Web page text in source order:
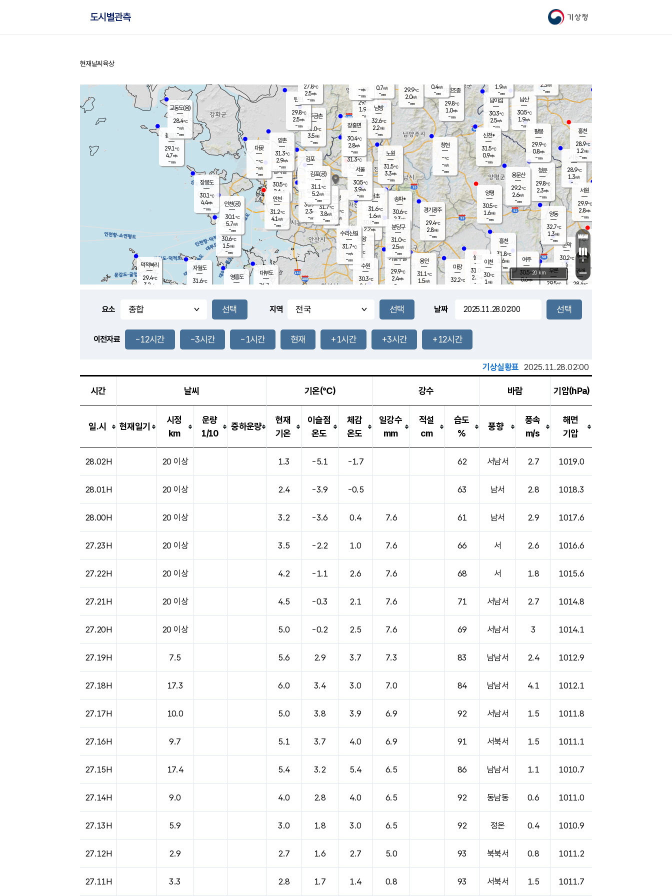
기상청
도시별관측
홈
현재날씨 육상
풍도
2.2m/s
문막
30.2℃
3.4m/s
mm
남이섬
30.3℃
2.5m/s
-mm
무의도
30.6℃
1.5m/s
-mm
영흥도
볼음도
29.1℃
4.7m/s
-mm
자월도
31.6℃
양주
29.9℃
1.9
-mm
부론
29.5℃
과천
30.8℃
2.2m/s
- mm
남산
30.5℃
1.9m/s
-mm
장봉도
30.1℃
4.4m/s
-mm
-mm
청운
29.8℃
2.3m/s
-mm
팔봉
29.9℃
0.8m/s
-mm
-mm
용인
31.1℃
1.5m/s
여주
30.5℃
0.6m/s
양동
32.7℃
1.3m/s
-mm
경기광주
29.4℃
2.8m/s
-mm
장호원
1.9m/s
-mm
30.0
℃
대부도
31.3
-
경서동
30.5℃
2.6 m/s
-mm
파주금촌
31.0℃
3.5m/s
-mm
가평조종
29.8℃
1.0m/s
-mm
29.9℃
2.0m/s
-mm
대곶
-℃
-m/s
-mm
신천*
31.5℃
0.9m/s
-mm
창현
-℃
-m/s
-mm
탄현
29.8℃
2.5m/s
-mm
0.4m/s
-mm
31.5℃
1.8m/s
-mm
흥천
31.8℃
1.6m/s
-mm
마장
32.2℃
의왕
- ℃
m/s
mm
김포
- ℃
-m/s
mm
설봉
31.0
2.2
- mm
광명
31.4 ℃
3.0 m/s
-mm
부천
30.9℃
2.3m/s
-mm
-mm
양촌
31.3℃
2.9m/s
-mm
구로
31.7℃
3.8m/s
-mm
은평
31.3℃
3.2 m/s
- mm
노원
31.5℃
3.3m/s
-mm
송파*
30.6℃
2.3m/s
-mm
서초
31.6℃
1.6m/s
-mm
남방
32.6℃
2.2m/s
-mm
기흥구갈
29.9℃
2.4m/s
-
수리산길
31.7℃
-m/s
-mm
분당구
31.0℃
2.5m/s
-mm
장흥면
30.4℃
2.8m/s
-mm
-m/s
-mm
시동
28.9℃
1.3m/s
- mm
귀래
28.4℃
서원
29.9℃
2.8m/s
-mm
용문산
29.2℃
2.6m/s
-mm
덕적북리
29.4℃
3.2 m/s
인천(공)
30.1℃
5.7m/s
-mm
김포(공)
31.1℃
5.2m/s
-mm
교동도(음)
28.4℃
-m/s
-mm
홍천
28.9℃
1.2m/s
-mm
이천
30℃
1 m/s
양평
30.5℃
1.6m/s
-mm
수원
30.3℃
2.6 m/s
인천
31.2℃
4.1 m/s
-mm
서울
30.5℃
3.9m/s
-mm
2.3m/s
-mm
27.8℃
2.5m/s
-mm
0.7m/s
-mm
+
−
20 km
요소 지역 날짜
이전자료 -12시간 -3시간 -1시간 현재 +1시간 +3시간 +12시간
기상실황표 2025.11.28.02:00
시간 날씨 기온(℃) 강수 바람 기압(hPa)
일.시 현재일기
시정
km
운량
1/10
중하운량
현재
기온
이슬점
온도
체감
온도
일강수
mm
적설
cm
습도
%
풍향
풍속
m/s
해면
기압
28.02H 20 이상 1.3 -5.1 -1.7 62 서남서 2.7 1019.0
28.01H 20 이상 2.4 -3.9 -0.5 63 남서 2.8 1018.3
28.00H 20 이상 3.2 -3.6 0.4 7.6 61 남서 2.9 1017.6
27.23H 20 이상 3.5 -2.2 1.0 7.6 66 서 2.6 1016.6
27.22H 20 이상 4.2 -1.1 2.6 7.6 68 서 1.8 1015.6
27.21H 20 이상 4.5 -0.3 2.1 7.6 71 서남서 2.7 1014.8
27.20H 20 이상 5.0 -0.2 2.5 7.6 69 서남서 3 1014.1
27.19H 7.5 5.6 2.9 3.7 7.3 83 남남서 2.4 1012.9
27.18H 17.3 6.0 3.4 3.0 7.0 84 남남서 4.1 1012.1
27.17H 10.0 5.0 3.8 3.9 6.9 92 서남서 1.5 1011.8
27.16H 9.7 5.1 3.7 4.0 6.9 91 서북서 1.5 1011.1
27.15H 17.4 5.4 3.2 5.4 6.5 86 남남서 1.1 1010.7
27.14H 9.0 4.0 2.8 4.0 6.5 92 동남동 0.6 1011.0
27.13H 5.9 3.0 1.8 3.0 6.5 92 정온 0.4 1010.9
27.12H 2.9 2.7 1.6 2.7 5.0 93 북북서 0.8 1011.2
27.11H 3.3 2.8 1.7 1.4 0.8 93 서북서 1.5 1011.7